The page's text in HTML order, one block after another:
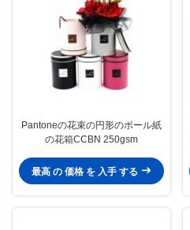
Pantoneの花束の円形のボール紙
の花箱CCBN 250gsm
最高 の 価格 を 入手 する